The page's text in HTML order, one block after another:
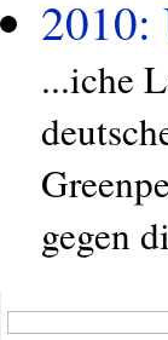
2010:
...iche
gegen